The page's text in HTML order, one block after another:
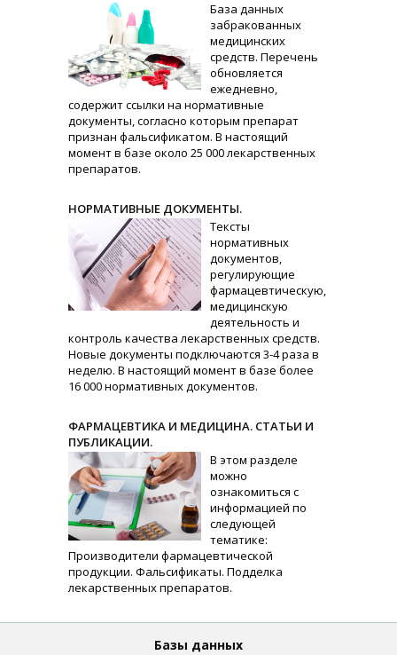
База данных
забракованных
медицинских
средств. Перечень
обновляется
ежедневно,
содержит ссылки на нормативные
документы, согласно которым препарат
признан фальсификатом. В настоящий
момент в базе около 25 000 лекарственных
препаратов.
НОРМАТИВНЫЕ ДОКУМЕНТЫ.
Тексты
нормативных
документов,
регулирующие
фармацевтическую,
медицинскую
деятельность и
контроль качества лекарственных средств.
Новые документы подключаются 3-4 раза в
неделю. В настоящий момент в базе более
16 000 нормативных документов.
ФАРМАЦЕВТИКА И МЕДИЦИНА. СТАТЬИ И
ПУБЛИКАЦИИ.
В этом разделе
можно
ознакомиться с
информацией по
следующей
тематике:
Производители фармацевтической
продукции. Фальсификаты. Подделка
лекарственных препаратов.
Базы данных